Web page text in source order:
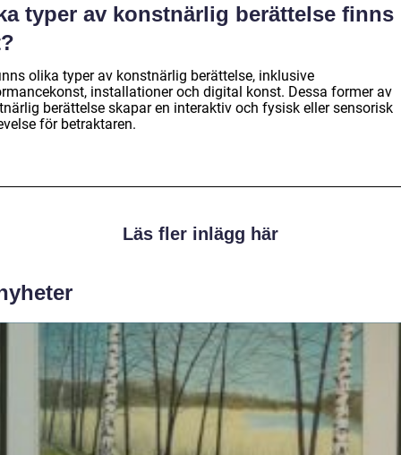
typer av konstnärlig berättelse finns
olika typer av konstnärlig berättelse, inklusive
installationer och digital konst. Dessa former av
berättelse skapar en interaktiv och fysisk eller sensorisk
för betraktaren.
Läs fler inlägg här